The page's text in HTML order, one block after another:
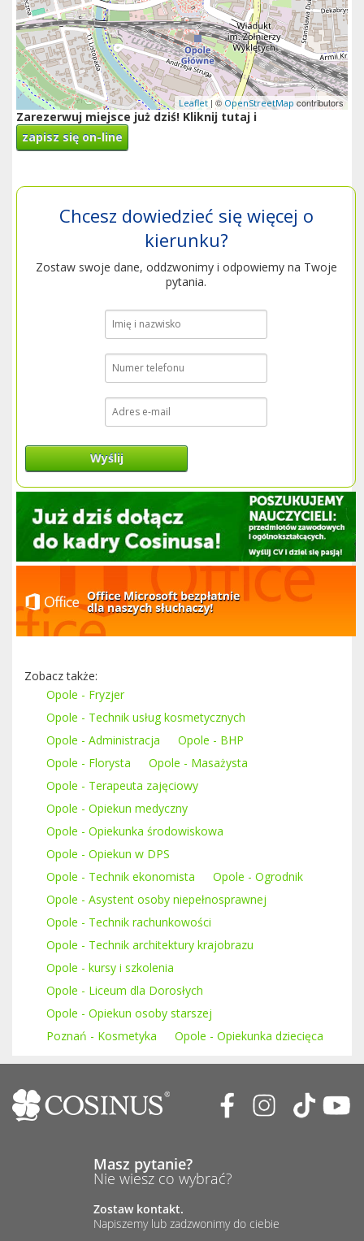
Leaflet | ©OpenStreetMap contributors
Zarezerwuj miejsce już dziś! Kliknij tutaj i
zapisz się on-line
Chcesz dowiedzieć się więcej o
kierunku?
Zostaw swoje dane, oddzwonimy i odpowiemy na Twoje
pytania.
Wyślij
Zobacz także:
Opole - Fryzjer
Opole - Technik usług kosmetycznych
Opole - Administracja
Opole - BHP
Opole - Florysta
Opole - Masażysta
Opole - Terapeuta zajęciowy
Opole - Opiekun medyczny
Opole - Opiekunka środowiskowa
Opole - Opiekun w DPS
Opole - Technik ekonomista
Opole - Ogrodnik
Opole - Asystent osoby niepełnosprawnej
Opole - Technik rachunkowości
Opole - Technik architektury krajobrazu
Opole - kursy i szkolenia
Opole - Liceum dla Dorosłych
Opole - Opiekun osoby starszej
Poznań - Kosmetyka
Opole - Opiekunka dziecięca
Masz pytanie?
Nie wiesz co wybrać?
Zostaw kontakt.
Napiszemy lub zadzwonimy do ciebie